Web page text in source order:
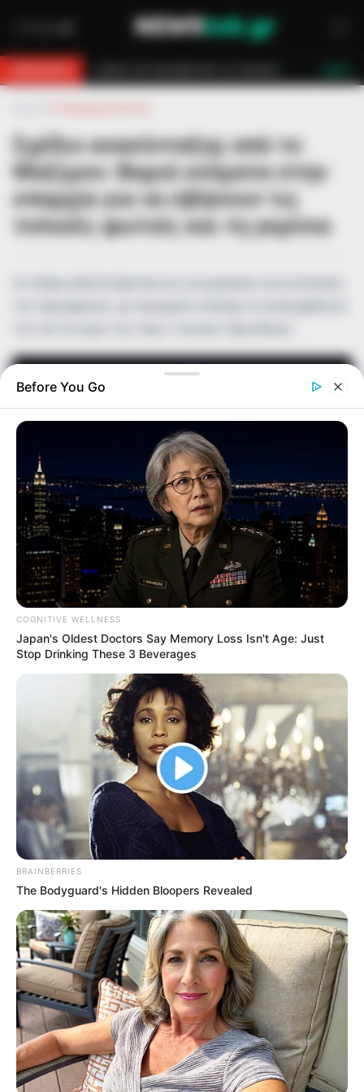
Σχέδιο ανασύνταξης από το
Μαξίμου: Βαριά ονόματα στην
επαρχία για να σβήσουν τις
τοπικές φωτιές και τη γκρίνια
NT Επιμέλεια
Συντακτική Ομάδα
Δημοσίευση
28/06/2026, 11:58 · 11:58 ΠΜ
Τελευταία ενημέρωση
28/06/2026, 11:58 · 11:58 ΠΜ
Ο Πληροφοριοδότης
Κοινοποίησε άρθρο
Προσθήκη το newstok.grστην Google
Ανακαλύψτε περισσότερα άρθρα στα αποτελέσματα
αναζήτησης.
Σε φάση πλήρους ανασύνταξης και αυστηρού
Before You Go
COGNITIVE WELLNESS
Japan's Oldest Doctors Say Memory Loss Isn't Age: Just
Stop Drinking These 3 Beverages
BRAINBERRIES
The Bodyguard's Hidden Bloopers Revealed